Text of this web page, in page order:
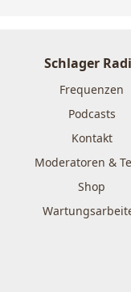
Schlager
Frequenzen
Podcasts
Kontakt
Moderatoren &
Shop